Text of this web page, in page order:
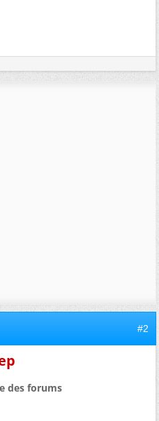
#2
des forums